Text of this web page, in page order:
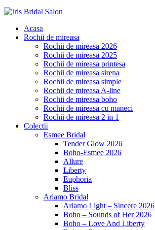
Acasa
Rochii de mireasa
Rochii de mireasa 2026
Rochii de mireasa 2025
Rochii de mireasa printesa
Rochii de mireasa sirena
Rochii de mireasa simple
Rochii de mireasa A-line
Rochii de mireasa boho
Rochii de mireasa cu maneci
Rochii de mireasa 2 in 1
Colectii
Esmee Bridal
Tender Glow 2026
Boho-Esmee 2026
Allure
Liberty
Euphoria
Bliss
Ariamo Bridal
Ariamo Light – Sincere 2026
Boho – Sounds of Her 2026
Boho – Love And Liberty